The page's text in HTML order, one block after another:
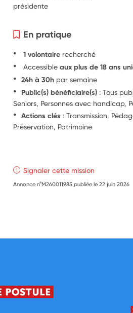
présidente
En pratique
1 volontaire recherché
Accessibleaux plus de 18 ans
24h à 30h par semaine
Public(s) bénéficiaire(s) : Tous
Seniors, Personnes avec handicap,
Actions clés : Transmission,
Préservation, Patrimoine
Signaler cette mission
Annonce n°M260011985 publiée le22 juin 2026